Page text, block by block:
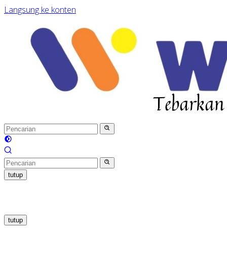
Langsung ke konten
tutup
tutup